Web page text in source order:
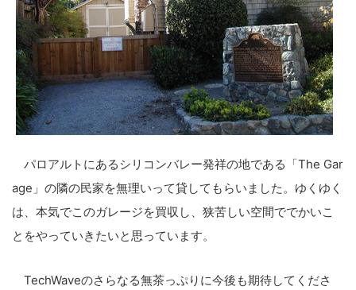
パロアルトにあるシリコンバレー発祥の地である「The Gar
age」の隣の民家を無理いって貸してもらいました。ゆくゆく
は、本気でこのガレージを買収し、狭苦しい空間ででかいこ
とをやっていきたいと思っています。
TechWaveのさらなる無茶っぷりに今後も期待してくださ
こ
の
サ
イ
索
す